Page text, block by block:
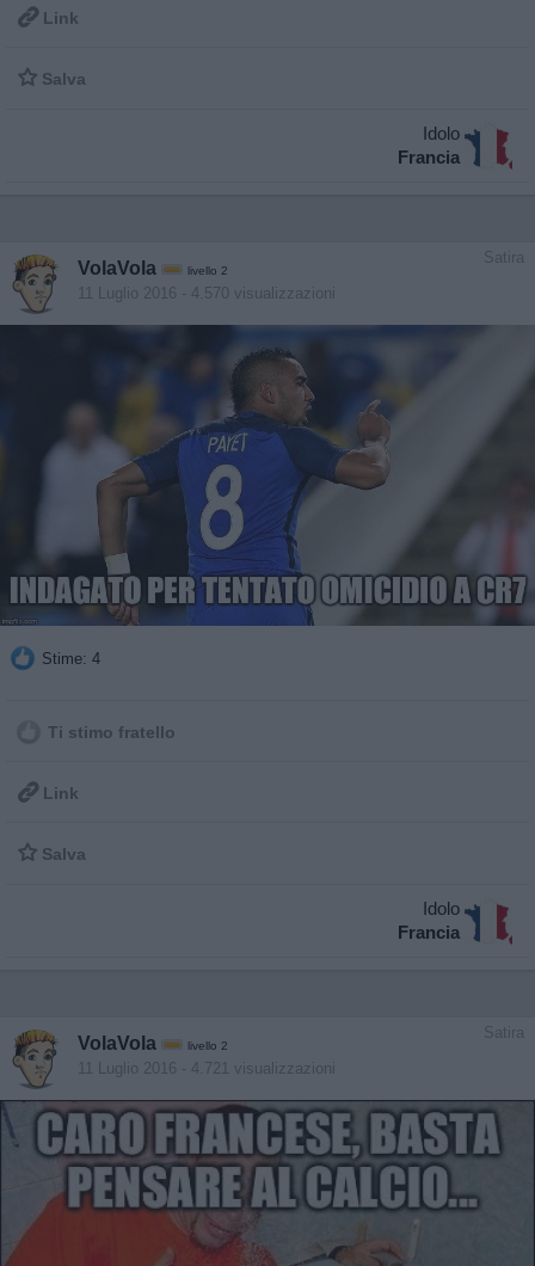
 Link
 Salva
Idolo
Francia
Satira
VolaVola livello 2
11 Luglio 2016 - 4.570 visualizzazioni
Stime: 4
Ti stimo fratello
 Link
 Salva
Idolo
Francia
Satira
VolaVola livello 2
11 Luglio 2016 - 4.721 visualizzazioni